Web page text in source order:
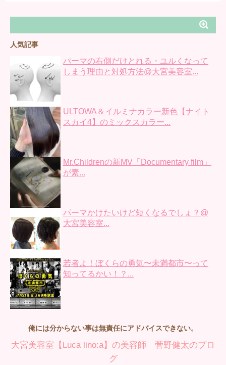
人気記事
パーマの右側だけとれる・ユルくなって
しまう理由と対処方法@大宮美容室...
ULTOWA＆イルミナカラー新色【ナイト
スカイ4】のミックスカラー...
Mr.Childrenの新MV「Documentary film」
が素...
パーマかけたいけど短くなるでしょ？@
大宮美容室...
若者よ！ぼくらの勇気〜未満都市〜って
知ってるかい！？...
俺には分からない事は無責任にアドバイスできない。
大宮美容室【Luca lino:a】の美容師 菅野健太のブロ
グ